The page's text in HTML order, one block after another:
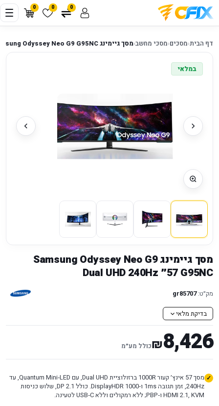
0 0 0
דף הבית‹מסכים‹מסכי מחשב‹מסך גיימינג Samsung Odyssey Neo G9 G95NC ‏57״ Dual UHD 240Hz
במלאי
מסך גיימינג Samsung Odyssey Neo G9
G95NC ‏57״ Dual UHD 240Hz
מק״ט:gr85707
בדיקת מלאי
8,426
₪כולל מע״מ
מסך 57 אינץ׳ קעור 1000R ברזולוציית Dual UHD, עם Quantum Mini‑LED, עד
240Hz, זמן תגובה 1ms ו‑DisplayHDR 1000. כולל DP 2.1, שלוש כניסות
HDMI 2.1, KVM ו‑PBP; ללא רמקולים וללא USB‑C לטעינה.